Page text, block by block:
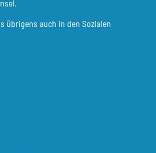
übrigens auch in den Sozialen